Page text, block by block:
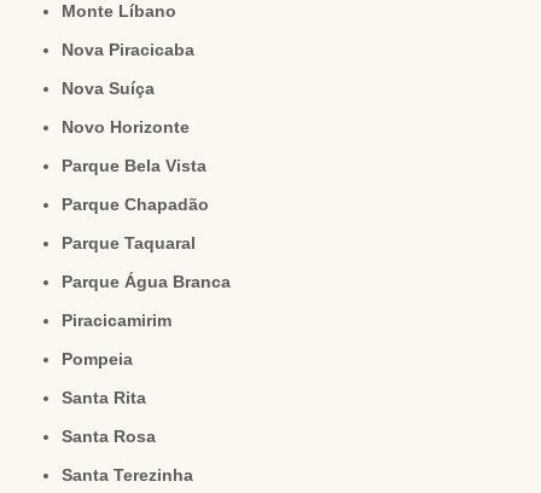
Monte Líbano
Nova Piracicaba
Nova Suíça
Novo Horizonte
Parque Bela Vista
Parque Chapadão
Parque Taquaral
Parque Água Branca
Piracicamirim
Pompeia
Santa Rita
Santa Rosa
Santa Terezinha